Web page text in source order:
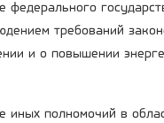
федерального
требований
и о повышении
иных полномочий в